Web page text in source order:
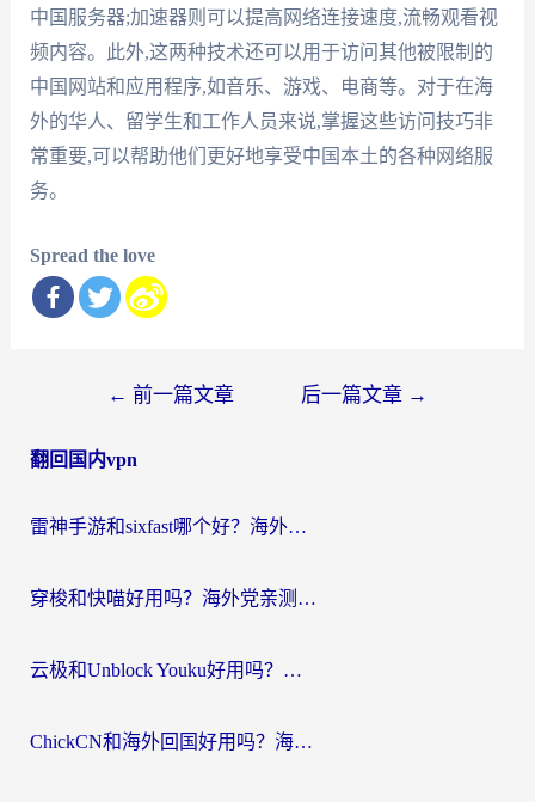
中国服务器;加速器则可以提高网络连接速度,流畅观看视
频内容。此外,这两种技术还可以用于访问其他被限制的
中国网站和应用程序,如音乐、游戏、电商等。对于在海
外的华人、留学生和工作人员来说,掌握这些访问技巧非
常重要,可以帮助他们更好地享受中国本土的各种网络服
务。
Spread the love
导
← 前一篇文章 后一篇文章 →
翻回国内vpn
雷神手游和sixfast哪个好？海外党亲测3款回国加速器，教你选对不踩坑
穿梭和快喵好用吗？海外党亲测：小众加速器对比+番茄加速器深度体验
云极和Unblock Youku好用吗？海外党亲测+2026回国加速器避坑指南
ChickCN和海外回国好用吗？海外党2026亲测：从手游到影音，选对加速器的3个关键